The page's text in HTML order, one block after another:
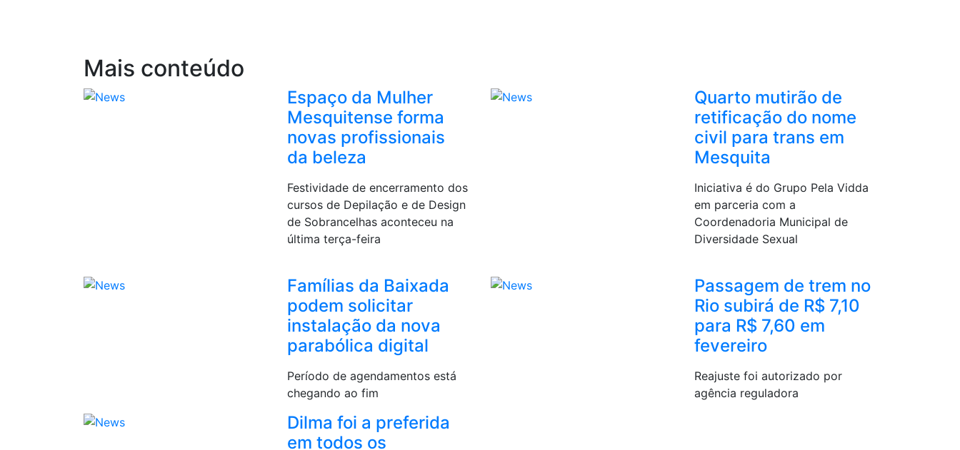
Mais conteúdo
Espaço da Mulher
Mesquitense forma
novas profissionais
da beleza
Festividade de encerramento dos
cursos de Depilação e de Design
de Sobrancelhas aconteceu na
última terça-feira
Quarto mutirão de
retificação do nome
civil para trans em
Mesquita
Iniciativa é do Grupo Pela Vidda
em parceria com a
Coordenadoria Municipal de
Diversidade Sexual
Famílias da Baixada
podem solicitar
instalação da nova
parabólica digital
Período de agendamentos está
chegando ao fim
Passagem de trem no
Rio subirá de R$ 7,10
para R$ 7,60 em
fevereiro
Reajuste foi autorizado por
agência reguladora
Dilma foi a preferida
em todos os